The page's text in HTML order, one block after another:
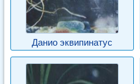
Данио эквипинатус